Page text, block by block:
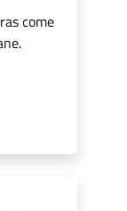
come